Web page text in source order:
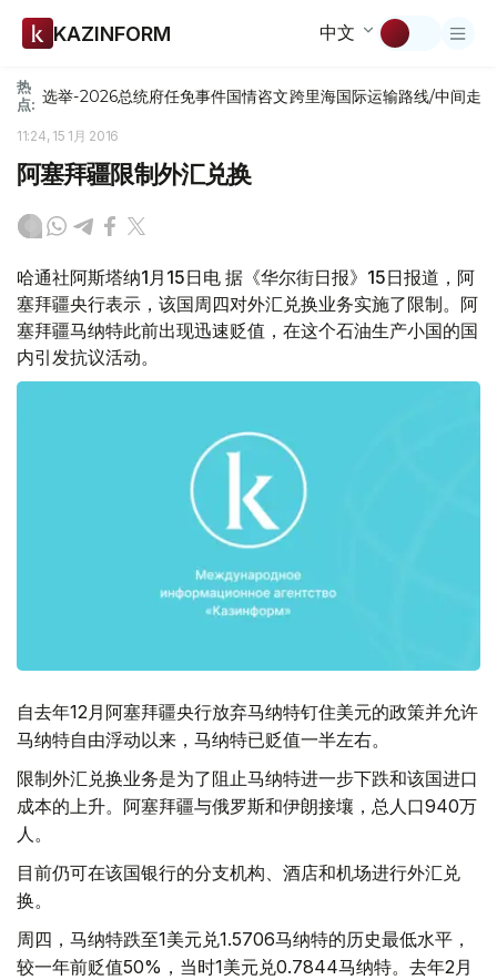
KAZINFORM 中文
热
点: 选举-2026总统府任免事件国情咨文跨里海国际运输路线/中间走廊
11:24, 15 1月 2016
阿塞拜疆限制外汇兑换
哈通社阿斯塔纳1月15日电 据《华尔街日报》15日报道，阿
塞拜疆央行表示，该国周四对外汇兑换业务实施了限制。阿
塞拜疆马纳特此前出现迅速贬值，在这个石油生产小国的国
内引发抗议活动。
自去年12月阿塞拜疆央行放弃马纳特钉住美元的政策并允许
马纳特自由浮动以来，马纳特已贬值一半左右。
限制外汇兑换业务是为了阻止马纳特进一步下跌和该国进口
成本的上升。阿塞拜疆与俄罗斯和伊朗接壤，总人口940万
人。
目前仍可在该国银行的分支机构、酒店和机场进行外汇兑
换。
周四，马纳特跌至1美元兑1.5706马纳特的历史最低水平，
较一年前贬值50%，当时1美元兑0.7844马纳特。去年2月